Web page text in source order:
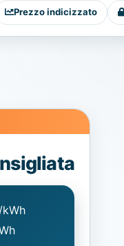
Prezzo indicizzato